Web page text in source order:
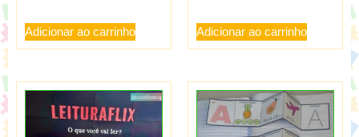
Adicionar ao carrinho Adicionar ao carrinho